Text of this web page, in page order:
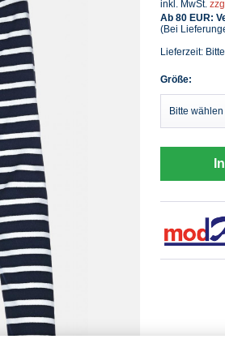
inkl. MwSt.
Ab 80 EUR:
(Bei
Lieferzeit:
Größe: